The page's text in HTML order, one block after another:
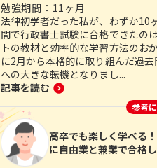
勉強期間： 11 ヶ月
法律初学者だった私が、わずか10
間で行政書士試験に合格できたの
トの教材と効率的な学習方法のお
に2月から本格的に取り組んだ過
への大きな転機となりまし...
記事を読む
参考
高卒でも楽しく学べる
に自由業と兼業で合格